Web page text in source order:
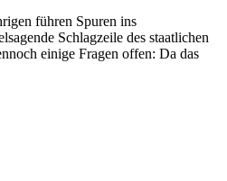
führen Spuren ins
Schlagzeile des staatlichen
einige Fragen offen: Da das